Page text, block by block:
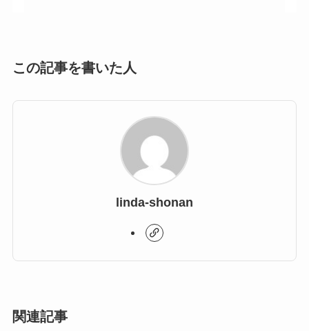
この記事を書いた人
linda-shonan
関連記事